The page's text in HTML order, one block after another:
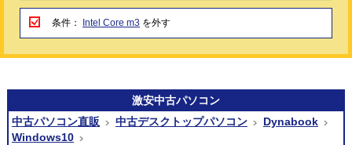
条件： Intel Core m3 を外す
激安中古パソコン
中古パソコン直販
中古デスクトップパソコン
Dynabook
Windows10